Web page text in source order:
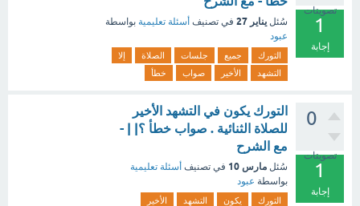
تصويتات
1
إجابة
سُئل يناير 27 في تصنيف أسئلة تعليمية بواسطة
عبود
التورك جميع جلسات الصلاة
إلا
التشهد
الأخير صواب خطأ
0
تصويتات
1
إجابة
التورك يكون في التشهد الأخير
للصلاة الثنائية . صواب خطأ ؟| | -
مع الشرح
سُئل مارس 10 في تصنيف أسئلة تعليمية
بواسطة عبود
التورك يكون التشهد
الأخير